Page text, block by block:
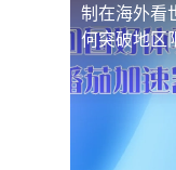
制 在海外看
何突破地区